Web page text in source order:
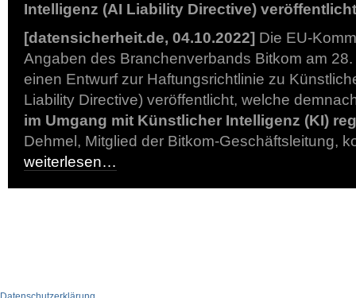
Intelligenz (AI Liability Directive) veröffentlicht
[datensicherheit.de, 04.10.2022] Die EU-
Angaben des Branchenverbands Bitkom am
einen Entwurf zur Haftungsrichtlinie zu
Liability Directive) veröffentlicht, welche
im Umgang mit Künstlicher Intelligenz (KI)
Dehmel, Mitglied der Bitkom-Geschäftsleitung,
weiterlesen…